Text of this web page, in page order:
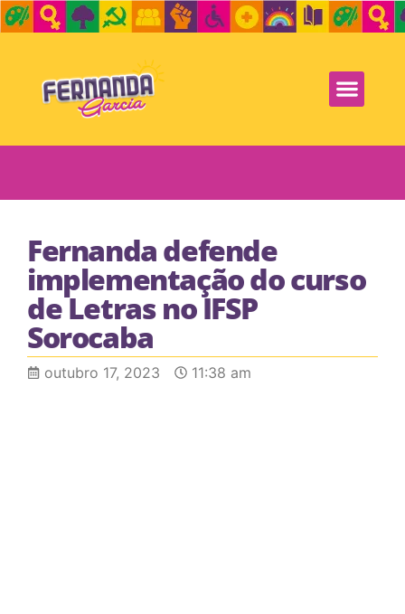
Fernanda defende
implementação do curso
de Letras no IFSP
Sorocaba
outubro 17, 2023 11:38 am